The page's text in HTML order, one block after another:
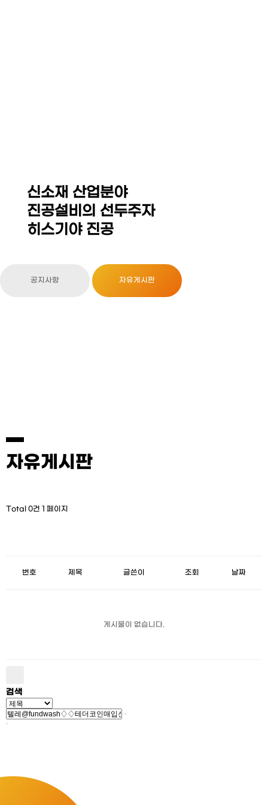
신소재 산업분야
진공설비의 선두주자
히스기야 진공
공지사항 자유게시판
자유게시판
Total 0건 1 페이지
번호 제목 글쓴이 조회 날짜
게시물이 없습니다.
검색